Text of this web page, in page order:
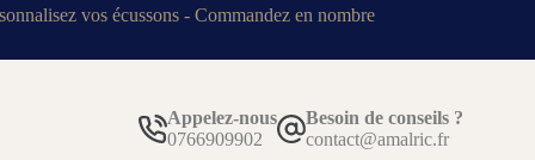
vos écussons - Commandez en nombre
Appelez-nous
0766909902
Besoin de conseils ?
contact@amalric.fr